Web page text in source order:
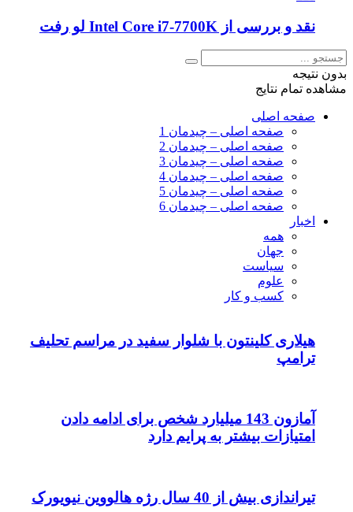
نقد و بررسی از Intel Core i7-7700K لو رفت
بدون نتیجه
مشاهده تمام نتایج
صفحه اصلی
صفحه اصلی – چیدمان 1
صفحه اصلی – چیدمان 2
صفحه اصلی – چیدمان 3
صفحه اصلی – چیدمان 4
صفحه اصلی – چیدمان 5
صفحه اصلی – چیدمان 6
اخبار
همه
جهان
سیاست
علوم
کسب و کار
هیلاری کلینتون با شلوار سفید در مراسم تحلیف
ترامپ
آمازون 143 میلیارد شخص برای ادامه دادن
امتیازات بیشتر به پرایم دارد
تیراندازی بیش از 40 سال رژه هالووین نیویورک